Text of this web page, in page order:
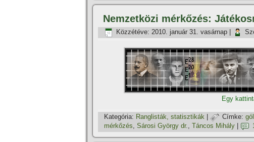
Nemzetközi mérkőzés:
Közzétéve: 2010. január 31. vasárnap
Egy
Kategória: Ranglisták, statisztikák Címke:
mérkőzés, Sárosi György dr., Táncos Mihály